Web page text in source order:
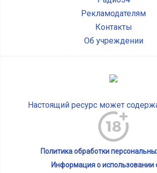
Рекламодателям
Контакты
Об учреждении
Настоящий ресурс может
Политика обработки
Информация о использовании